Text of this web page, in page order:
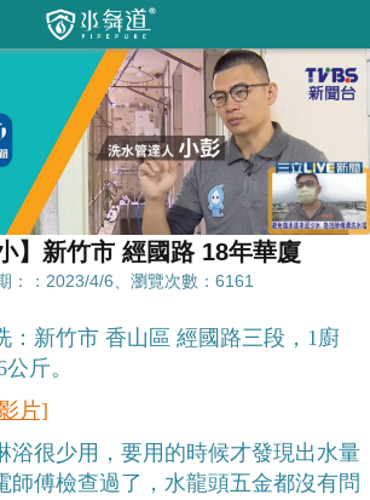
】新竹市 經國路 18年華廈
：：2023/4/6、瀏覽次數：6161
新竹市 香山區 經國路三段 ，1廚
斤。
片]
浴很少用，要用的時候才發現出水量
師傅檢查過了，水龍頭五金都沒有問